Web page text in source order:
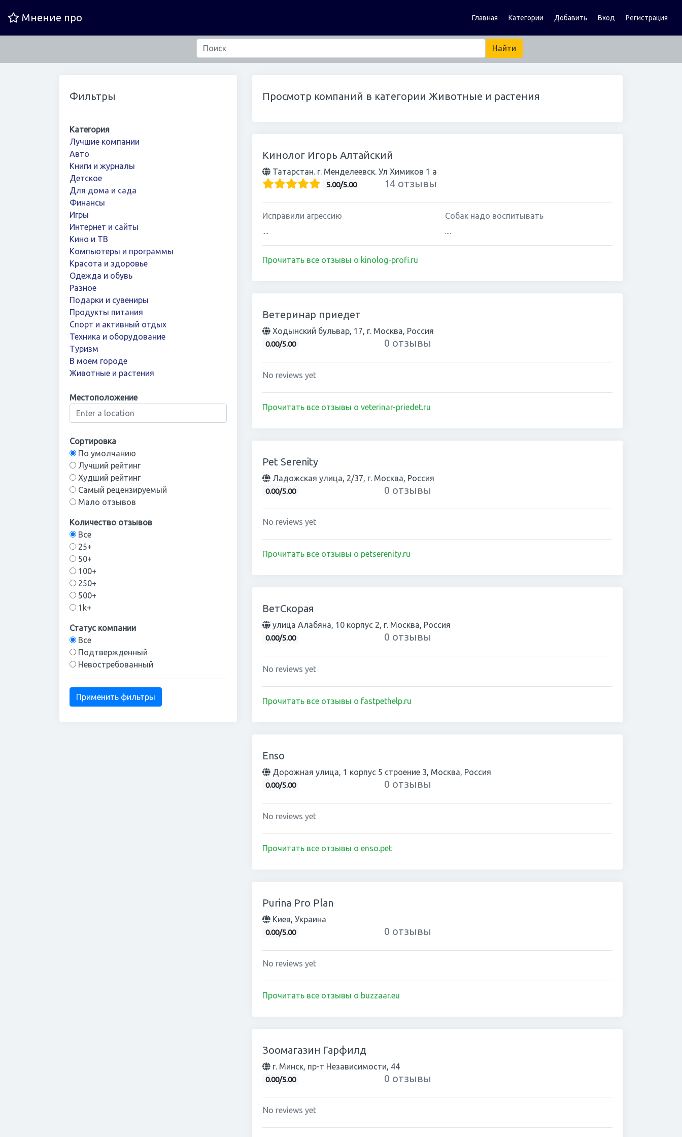
Мнение про Главная Категории Добавить Вход Регистрация
Фильтры
Категория
Лучшие компании
Авто
Книги и журналы
Детское
Для дома и сада
Финансы
Игры
Интернет и сайты
Кино и ТВ
Компьютеры и программы
Красота и здоровье
Одежда и обувь
Разное
Подарки и сувениры
Продукты питания
Спорт и активный отдых
Техника и оборудование
Туризм
В моем городе
Животные и растения
Местоположение
Сортировка
По умолчанию
Лучший рейтинг
Худший рейтинг
Самый рецензируемый
Мало отзывов
Количество отзывов
Все
25+
50+
100+
250+
500+
1k+
Статус компании
Все
Подтвержденный
Невостребованный
Просмотр компаний в категории Животные и растения
Кинолог Игорь Алтайский
Татарстан. г. Менделеевск. Ул Химиков 1 а
5.00/5.00 14 отзывы
Исправили агрессию Собак надо воспитывать
Прочитать все отзывы о kinolog-profi.ru
Ветеринар приедет
Ходынский бульвар, 17, г. Москва, Россия
0.00/5.00 0 отзывы
No reviews yet
Прочитать все отзывы о veterinar-priedet.ru
Pet Serenity
Ладожская улица, 2/37, г. Москва, Россия
0.00/5.00 0 отзывы
No reviews yet
Прочитать все отзывы о petserenity.ru
ВетСкорая
улица Алабяна, 10 корпус 2, г. Москва, Россия
0.00/5.00 0 отзывы
No reviews yet
Прочитать все отзывы о fastpethelp.ru
Enso
Дорожная улица, 1 корпус 5 строение 3, Москва, Россия
0.00/5.00 0 отзывы
No reviews yet
Прочитать все отзывы о enso.pet
Purina Pro Plan
Киев, Украина
0.00/5.00 0 отзывы
No reviews yet
Прочитать все отзывы о buzzaar.eu
Зоомагазин Гарфилд
г. Минск, пр-т Независимости, 44
0.00/5.00 0 отзывы
No reviews yet